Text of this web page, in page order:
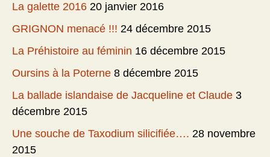
La galette 2016 20 janvier 2016
GRIGNON menacé !!! 24 décembre 2015
La Préhistoire au féminin 16 décembre 2015
Oursins à la Poterne 8 décembre 2015
La ballade islandaise de Jacqueline et Claude 3
décembre 2015
Une souche de Taxodium silicifiée…. 28 novembre
2015